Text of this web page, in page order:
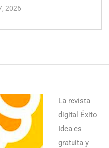
2026
La revista
digital Éxito
Idea es
gratuita y